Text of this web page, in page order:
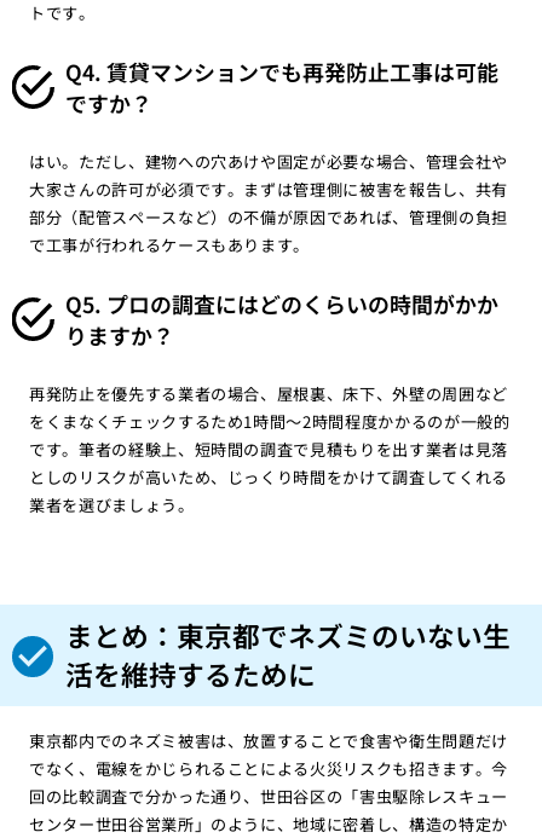
トです。
Q4. 賃貸マンションでも再発防止工事は可能
ですか？
はい。ただし、建物への穴あけや固定が必要な場合、管理会社や
大家さんの許可が必須です。まずは管理側に被害を報告し、共有
部分（配管スペースなど）の不備が原因であれば、管理側の負担
で工事が行われるケースもあります。
Q5. プロの調査にはどのくらいの時間がかか
りますか？
再発防止を優先する業者の場合、屋根裏、床下、外壁の周囲など
をくまなくチェックするため1時間〜2時間程度かかるのが一般的
です。筆者の経験上、短時間の調査で見積もりを出す業者は見落
としのリスクが高いため、じっくり時間をかけて調査してくれる
業者を選びましょう。
まとめ：東京都でネズミのいない生
活を維持するために
東京都内でのネズミ被害は、放置することで食害や衛生問題だけ
でなく、電線をかじられることによる火災リスクも招きます。今
回の比較調査で分かった通り、世田谷区の「害虫駆除レスキュー
センター世田谷営業所」のように、地域に密着し、構造の特定か